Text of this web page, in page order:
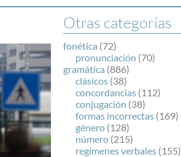
la Agencia Efe y la Real
cuyo objetivo es colaborar
español en los medios
Internet.
Otras categorías
fonética (72)
pronunciación (70)
gramática (886)
clásicos (38)
concordancias (112)
conjugación (38)
formas incorrectas (169)
género (128)
número (215)
regímenes verbales (155)